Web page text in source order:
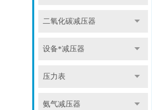
二氧化碳减压器
设备*减压器
压力表
氨气减压器